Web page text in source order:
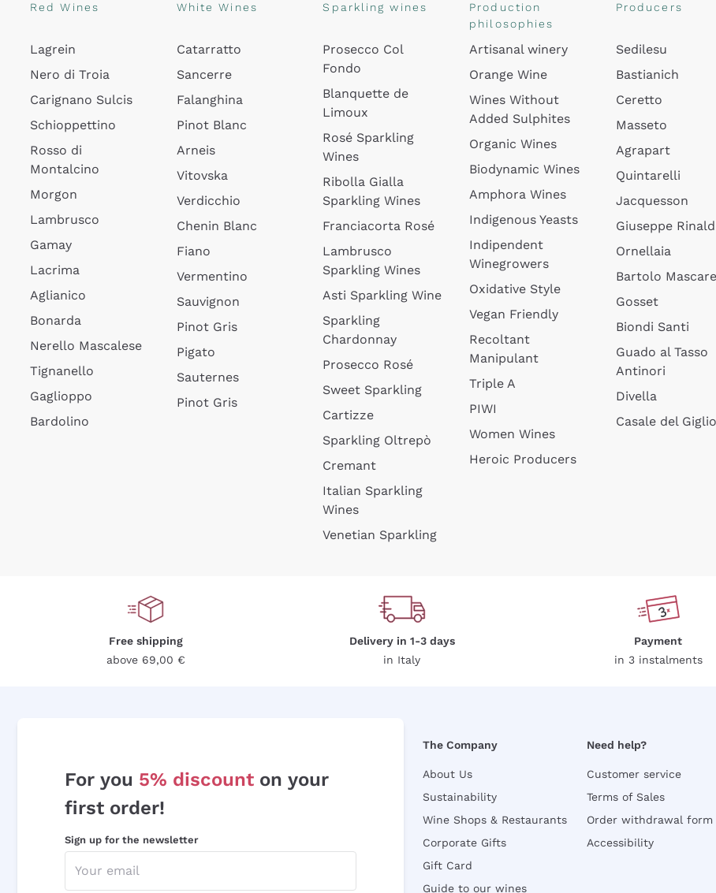
Red Wines
Lagrein
Nero di Troia
Carignano Sulcis
Schioppettino
Rosso di
Montalcino
Morgon
Lambrusco
Gamay
Lacrima
Aglianico
Bonarda
Nerello Mascalese
Tignanello
Gaglioppo
Bardolino
White Wines
Catarratto
Sancerre
Falanghina
Pinot Blanc
Arneis
Vitovska
Verdicchio
Chenin Blanc
Fiano
Vermentino
Sauvignon
Pinot Gris
Pigato
Sauternes
Pinot Gris
Sparkling wines
Prosecco Col
Fondo
Blanquette de
Limoux
Rosé Sparkling
Wines
Ribolla Gialla
Sparkling Wines
Franciacorta Rosé
Lambrusco
Sparkling Wines
Asti Sparkling Wine
Sparkling
Chardonnay
Prosecco Rosé
Sweet Sparkling
Cartizze
Sparkling Oltrepò
Cremant
Italian Sparkling
Wines
Venetian Sparkling
Production
philosophies
Artisanal winery
Orange Wine
Wines Without
Added Sulphites
Organic Wines
Biodynamic Wines
Amphora Wines
Indigenous Yeasts
Indipendent
Winegrowers
Oxidative Style
Vegan Friendly
Recoltant
Manipulant
Triple A
PIWI
Women Wines
Heroic Producers
Producers
Sedilesu
Bastianich
Ceretto
Masseto
Agrapart
Quintarelli
Jacquesson
Giuseppe
Ornellaia
Bartolo
Gosset
Biondi Santi
Guado al Tasso
Antinori
Divella
Casale del Giglio
Free shipping
above 69,00 €
Delivery in 1-3 days
in Italy
Payment
in 3 instalments
For you 5% discount on your
first order!
Sign up for the newsletter
The Company
About Us
Sustainability
Wine Shops & Restaurants
Corporate Gifts
Gift Card
Guide to our wines
Need help?
Customer service
Terms of Sales
Order withdrawal form
Accessibility